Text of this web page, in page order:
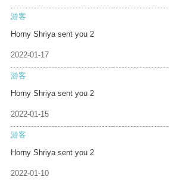
游客
Horny Shriya sent you 2
2022-01-17
游客
Horny Shriya sent you 2
2022-01-15
游客
Horny Shriya sent you 2
2022-01-10